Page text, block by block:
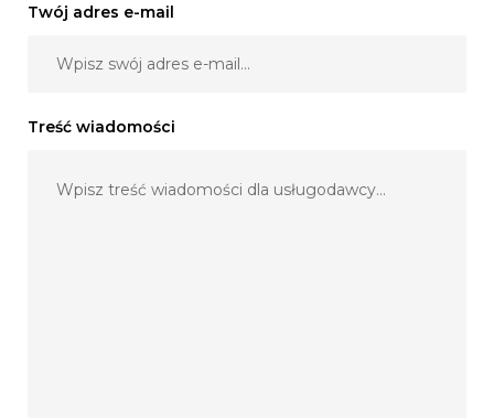
Twój adres e-mail
Treść wiadomości